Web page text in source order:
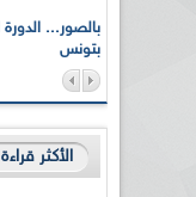
بتونس
الأكثر قراءة